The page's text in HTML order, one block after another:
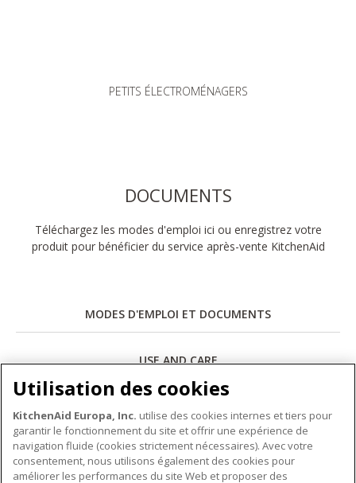
PETITS ÉLECTROMÉNAGERS
DOCUMENTS
Téléchargez les modes d'emploi ici ou enregistrez votre
produit pour bénéficier du service après-vente KitchenAid
MODES D'EMPLOI ET DOCUMENTS
USE AND CARE
Télécharger
Utilisation des cookies
KitchenAid Europa, Inc. utilise des cookies internes et tiers pour
garantir le fonctionnement du site et offrir une expérience de
navigation fluide (cookies strictement nécessaires). Avec votre
consentement, nous utilisons également des cookies pour
améliorer les performances du site Web et proposer des